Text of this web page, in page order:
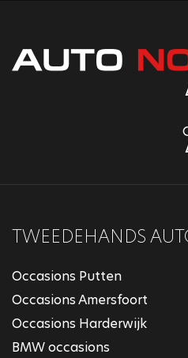
TWEEDEHANDS
Occasions Putten
Occasions Amersfoort
Occasions Harderwijk
BMW occasions